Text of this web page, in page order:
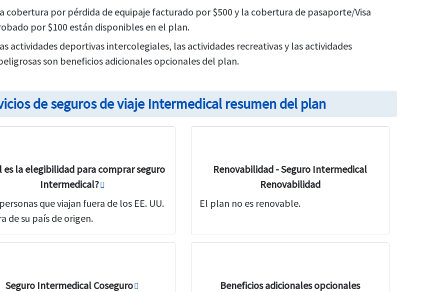
cobertura por pérdida de equipaje facturado por $500 y la cobertura de pasaporte/Visa
por $100 están disponibles en el plan.
actividades deportivas intercolegiales, las actividades recreativas y las actividades
son beneficios adicionales opcionales del plan.
de seguros de viaje Intermedical resumen del plan
es la elegibilidad para comprar seguro
Intermedical?
que viajan fuera de los EE. UU.
de su país de origen.
Renovabilidad - Seguro Intermedical
Renovabilidad
El plan no es renovable.
Seguro Intermedical Coseguro
Beneficios adicionales opcionales